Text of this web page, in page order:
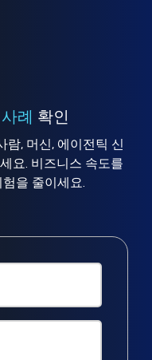
례 확인
람, 머신, 에이전틱 신
요. 비즈니스 속도를
을 줄이세요.